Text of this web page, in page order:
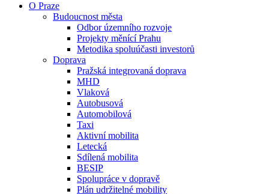
O Praze
Budoucnost města
Odbor územního rozvoje
Projekty měnící Prahu
Metodika spoluúčasti investorů
Doprava
Pražská integrovaná doprava
MHD
Vlaková
Autobusová
Automobilová
Taxi
Aktivní mobilita
Letecká
Sdílená mobilita
BESIP
Spolupráce v dopravě
Plán udržitelné mobility